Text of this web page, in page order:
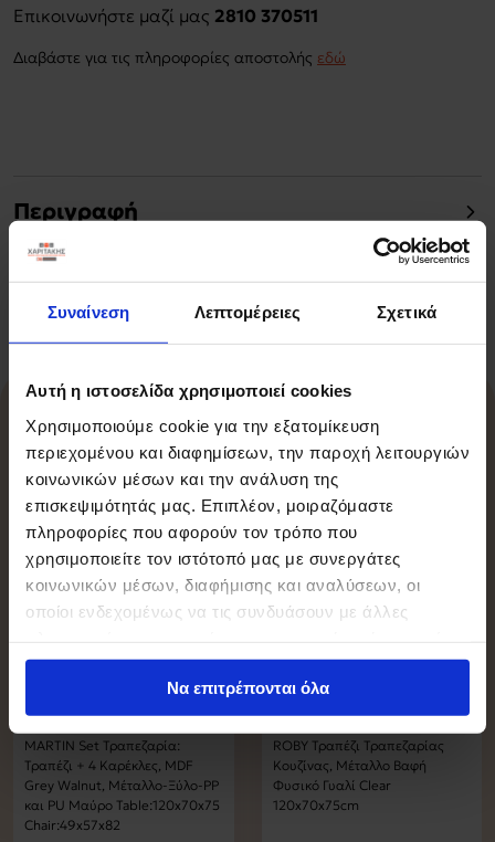
Συναίνεση Λεπτομέρειες Σχετικά
Αυτή η ιστοσελίδα χρησιμοποιεί cookies
Χρησιμοποιούμε cookie για την εξατομίκευση
περιεχομένου και διαφημίσεων, την παροχή λειτουργιών
κοινωνικών μέσων και την ανάλυση της
επισκεψιμότητάς μας. Επιπλέον, μοιραζόμαστε
πληροφορίες που αφορούν τον τρόπο που
χρησιμοποιείτε τον ιστότοπό μας με συνεργάτες
κοινωνικών μέσων, διαφήμισης και αναλύσεων, οι
οποίοι ενδεχομένως να τις συνδυάσουν με άλλες
έχουν συλλέξει σε σχέση με την από μέρους σας χρήση
των υπηρεσιών τους.Να επιτρέπονται όλα
Επικοινωνήστε μαζί μας 2810 370511
Διαβάστε για τις πληροφορίες αποστολής εδώ
Περιγραφή
Χαρακτηριστικά
Σχετικά Προϊόντα
MARTIN Set Τραπεζαρία:
Τραπέζι + 4 Καρέκλες, MDF
Grey Walnut, Μέταλλο-Ξύλο-PP
και PU Μαύρο Table:120x70x75
Chair:49x57x82
ROBY Τραπέζι Τραπεζαρίας
Κουζίνας, Μέταλλο Βαφή
Φυσικό Γυαλί Clear
120x70x75cm